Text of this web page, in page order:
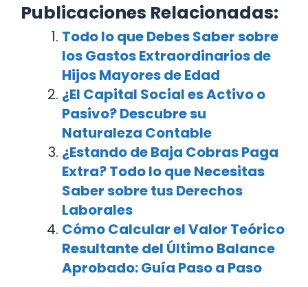
Publicaciones Relacionadas:
Todo lo que Debes Saber sobre
los Gastos Extraordinarios de
Hijos Mayores de Edad
¿El Capital Social es Activo o
Pasivo? Descubre su
Naturaleza Contable
¿Estando de Baja Cobras Paga
Extra? Todo lo que Necesitas
Saber sobre tus Derechos
Laborales
Cómo Calcular el Valor Teórico
Resultante del Último Balance
Aprobado: Guía Paso a Paso